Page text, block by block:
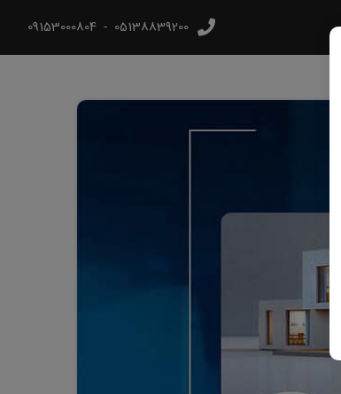
05138839200
-
09153000804